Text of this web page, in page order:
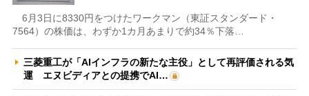
6月3日に8330円をつけたワークマン（東証スタンダード・
7564）の株価は、わずか1カ月あまりで約34％下落…
三菱重工が「AIインフラの新たな主役」として再評価される気
運 エヌビディアとの提携でAI…